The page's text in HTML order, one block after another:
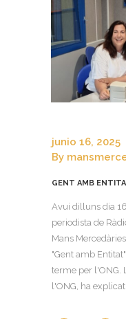
junio 16, 2025
By
GENT AMB
Avui dilluns dia
periodista de
Mans
"Gent amb
terme per l'ONG.
l'ONG, ha